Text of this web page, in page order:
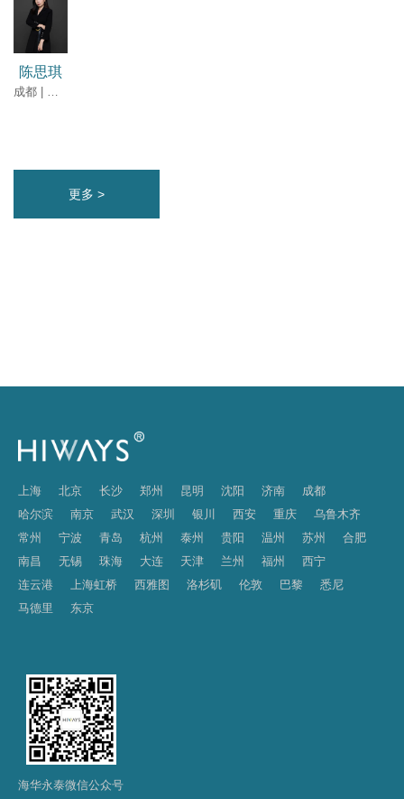
陈思琪
更多 >
上海 北京 长沙 郑州 昆明 沈阳 济南
成都
哈尔滨
南京 武汉 深圳 银川 西安 重庆
乌鲁木齐
常州
宁波 青岛 杭州 泰州 贵阳 温州 苏州
合肥
南昌
无锡 珠海 大连 天津 兰州 福州
西宁
连云港
上海虹桥 西雅图 洛杉矶 伦敦 巴黎
悉尼
马德里
东京
海华永泰微信公众号